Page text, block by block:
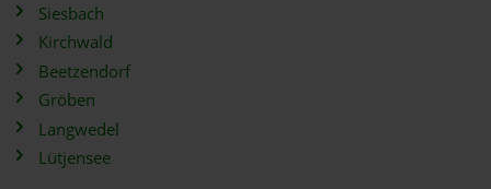
Siesbach
Kirchwald
Beetzendorf
Gröben
Langwedel
Lütjensee